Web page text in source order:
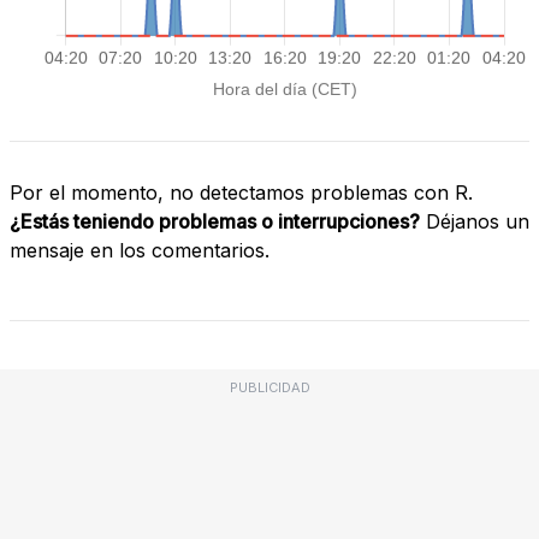
Por el momento, no detectamos problemas con R.
¿Estás teniendo problemas o interrupciones? Déjanos un
mensaje en los comentarios.
PUBLICIDAD